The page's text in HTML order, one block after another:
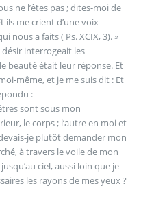
ne l’êtes pas ; dites-moi de
ils me crient d’une voix
nous a faits ( Ps. XCIX, 3). »
interrogeait les
beauté était leur réponse. Et
même, et je me suis dit : Et
:
sont sous mon
le corps ; l’autre en moi et
je plutôt demander mon
à travers le voile de mon
ciel, aussi loin que je
les rayons de mes yeux ?